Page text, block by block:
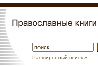
Расширенный поиск »